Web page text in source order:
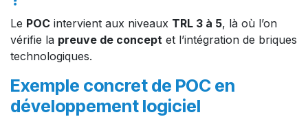
Le POC intervient aux niveaux TRL 3 à 5, là où l’on
vérifie la preuve de concept et l’intégration de briques
technologiques.
Exemple concret de POC en
développement logiciel